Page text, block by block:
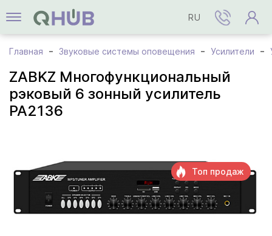
RU
Главная Звуковые системы оповещения Усилители
ZABKZ Многофункциональный
рэковый 6 зонный усилитель
PA2136
Топ продаж